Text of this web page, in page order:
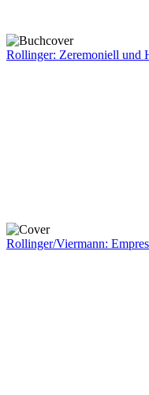
Rollinger: Zeremoniell und
Rollinger/Viermann: